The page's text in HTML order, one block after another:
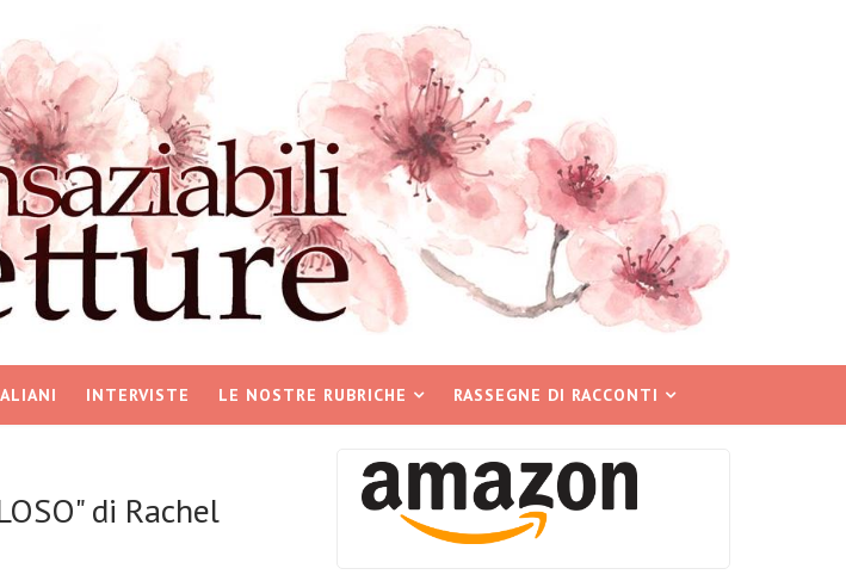
INTERVISTE LE NOSTRE RUBRICHE RASSEGNE DI RACCONTI
di Rachel